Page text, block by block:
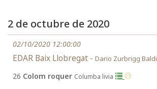
2 de octubre de 2020
02/10/2020 12:00:00
EDAR Baix Llobregat - Dario Zurbrigg Baldi
26 Colom roquer Columba livia